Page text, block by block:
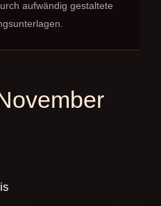
aufwändig gestaltete